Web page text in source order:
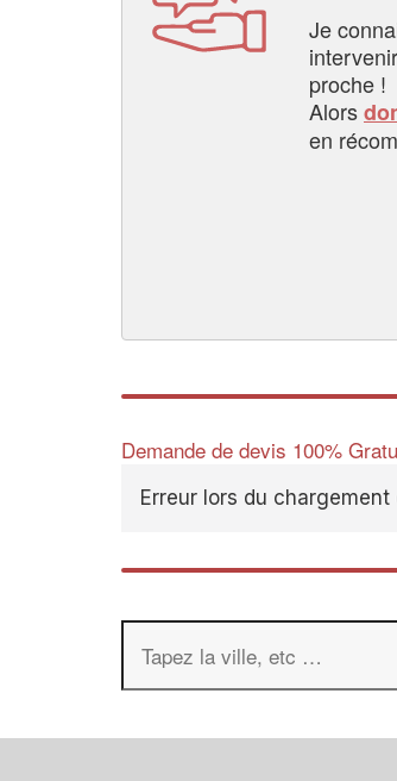
Je
proche !
Alors
en
Demande de devis 100%
Erreur lors du